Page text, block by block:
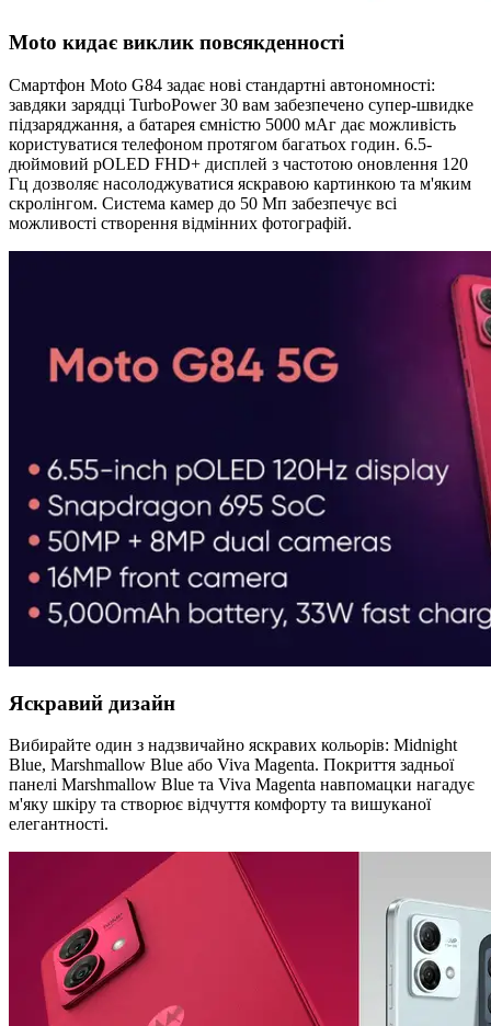
Moto кидає виклик повсякденності
Смартфон Moto G84 задає нові стандартні автономності:
завдяки зарядці TurboPower 30 вам забезпечено супер-швидке
підзаряджання, а батарея ємністю 5000 мАг дає можливість
користуватися телефоном протягом багатьох годин. 6.5-
дюймовий pOLED FHD+ дисплей з частотою оновлення 120
Гц дозволяє насолоджуватися яскравою картинкою та м'яким
скролінгом. Система камер до 50 Мп забезпечує всі
можливості створення відмінних фотографій.
Яскравий дизайн
Вибирайте один з надзвичайно яскравих кольорів: Midnight
Blue, Marshmallow Blue або Viva Magenta. Покриття задньої
панелі Marshmallow Blue та Viva Magenta навпомацки нагадує
м'яку шкіру та створює відчуття комфорту та вишуканої
елегантності.